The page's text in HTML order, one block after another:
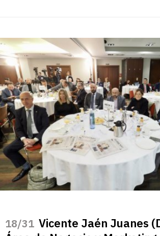
/31 Vicente Jaén Juanes